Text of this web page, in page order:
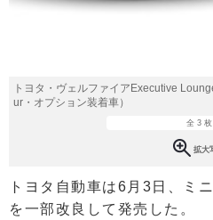
トヨタ・ヴェルファイアExecutive
ur・オプション装着車）
全 3 枚
拡大
トヨタ自動車は6月3日、ミ
を一部改良して発売した。